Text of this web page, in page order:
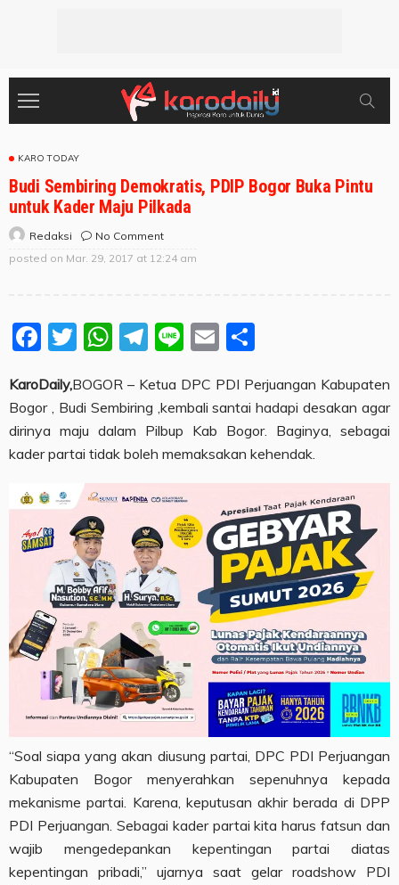
KARO TODAY
Budi Sembiring Demokratis, PDIP Bogor Buka Pintu
untuk Kader Maju Pilkada
Redaksi
No Comment
posted on Mar. 29, 2017 at 12:24 am
Facebook
Twitter
WhatsApp
Telegram
LineEmail
KaroDaily,BOGOR – Ketua DPC PDI Perjuangan Kabupaten
Bogor , Budi Sembiring ,kembali santai hadapi desakan agar
dirinya maju dalam Pilbup Kab Bogor. Baginya, sebagai
kader partai tidak boleh memaksakan kehendak.
“Soal siapa yang akan diusung partai, DPC PDI Perjuangan
Kabupaten Bogor menyerahkan sepenuhnya kepada
mekanisme partai. Karena, keputusan akhir berada di DPP
PDI Perjuangan. Sebagai kader partai kita harus fatsun dan
wajib mengedepankan kepentingan partai diatas
kepentingan pribadi,” ujarnya saat gelar roadshow PDI